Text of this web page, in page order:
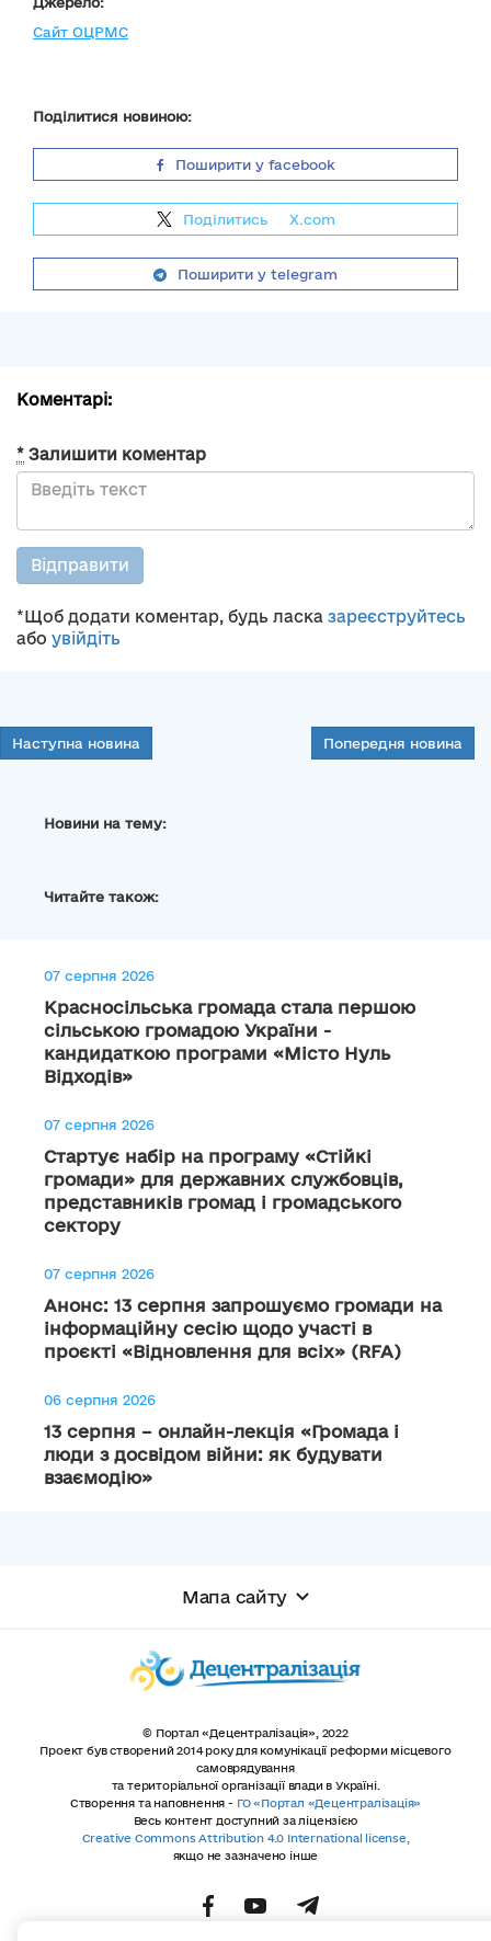
Сайт ОЦРМС
Поділитися новиною:
Поширити у facebook
Поділитись X.com
Поширити у telegram
Коментарі:
* Залишити коментар
Відправити
*Щоб додати коментар, будь ласка зареєструйтесь
або увійдіть
Наступна новина Попередня новина
Новини на тему:
Читайте також:
07 серпня 2026
Красносільська громада стала першою
сільською громадою України -
кандидаткою програми «Місто Нуль
Відходів»
07 серпня 2026
Стартує набір на програму «Стійкі
громади» для державних службовців,
представників громад і громадського
сектору
07 серпня 2026
Анонс: 13 серпня запрошуємо громади на
інформаційну сесію щодо участі в
проєкті «Відновлення для всіх» (RFA)
06 серпня 2026
13 серпня – онлайн-лекція «Громада і
люди з досвідом війни: як будувати
взаємодію»
Мапа сайту
© Портал «Децентралізація», 2022
Проект був створений 2014 року для комунікації реформи місцевого
самоврядування
та територіальної організації влади в Україні.
Створення та наповнення - ГО «Портал «Децентралізація»
Весь контент доступний за ліцензією
Creative Commons Attribution 4.0 International license,
якщо не зазначено інше